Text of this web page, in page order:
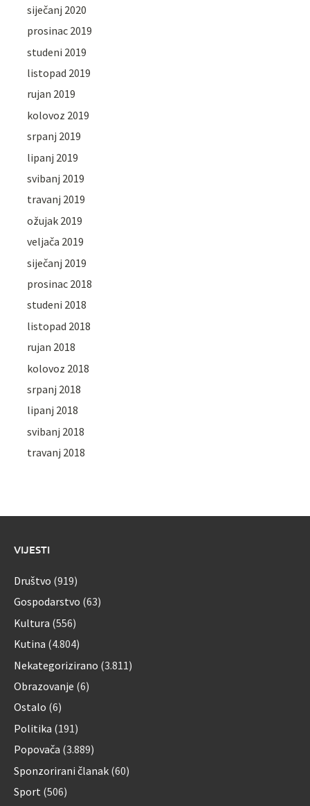
siječanj 2020
prosinac 2019
studeni 2019
listopad 2019
rujan 2019
kolovoz 2019
srpanj 2019
lipanj 2019
svibanj 2019
travanj 2019
ožujak 2019
veljača 2019
siječanj 2019
prosinac 2018
studeni 2018
listopad 2018
rujan 2018
kolovoz 2018
srpanj 2018
lipanj 2018
svibanj 2018
travanj 2018
VIJESTI
Društvo (919)
Gospodarstvo (63)
Kultura (556)
Kutina (4.804)
Nekategorizirano (3.811)
Obrazovanje (6)
Ostalo (6)
Politika (191)
Popovača (3.889)
Sponzorirani članak (60)
Sport (506)